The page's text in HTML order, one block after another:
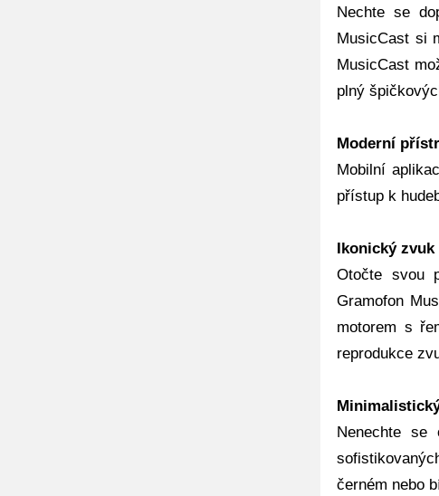
Nechte se
MusicCast si
MusicCast
plný
Moderní
Mobilní
přístup k
Ikonický zvuk
Otočte svou
Gramofon
motorem s
reprodukce
Nenechte se
černém nebo